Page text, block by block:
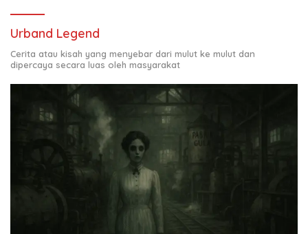
Urband Legend
Cerita atau kisah yang menyebar dari mulut ke mulut dan
dipercaya secara luas oleh masyarakat